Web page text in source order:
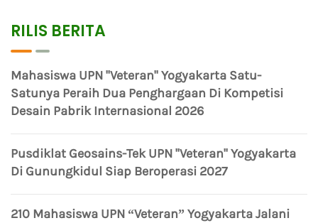
RILIS BERITA
Mahasiswa UPN "Veteran" Yogyakarta Satu-
Satunya Peraih Dua Penghargaan Di Kompetisi
Desain Pabrik Internasional 2026
Pusdiklat Geosains-Tek UPN "Veteran" Yogyakarta
Di Gunungkidul Siap Beroperasi 2027
210 Mahasiswa UPN “Veteran” Yogyakarta Jalani